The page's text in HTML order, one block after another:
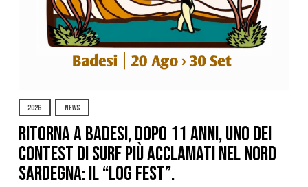
2026 NEWS
Ritorna a Badesi, dopo 11 anni, uno dei
contest di surf più acclamati nel nord
Sardegna: il “Log Fest”.